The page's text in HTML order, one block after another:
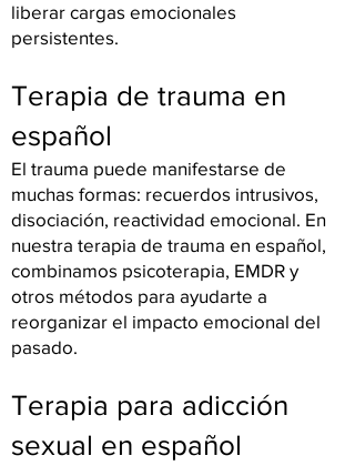
liberar cargas emocionales
persistentes.
Terapia de trauma en
español
El trauma puede manifestarse de
muchas formas: recuerdos intrusivos,
disociación, reactividad emocional. En
nuestra terapia de trauma en español,
combinamos psicoterapia, EMDR y
otros métodos para ayudarte a
reorganizar el impacto emocional del
pasado.
Terapia para adicción
sexual en español